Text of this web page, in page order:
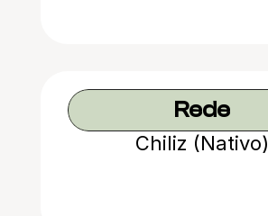
Rede
Chiliz (Nativo)